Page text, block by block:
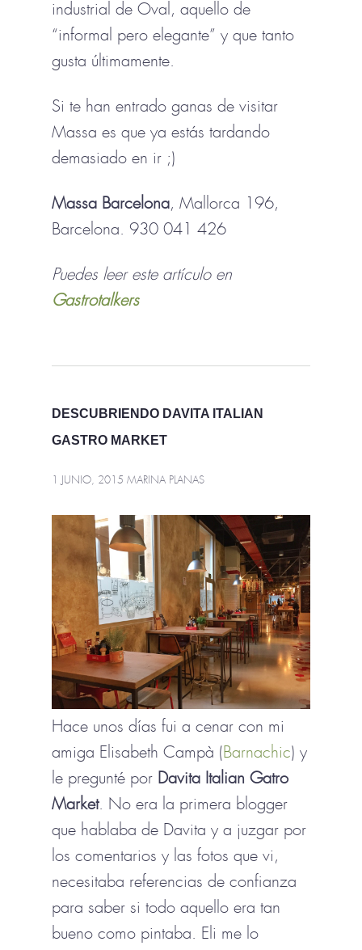
industrial de Oval, aquello de
“informal pero elegante” y que tanto
gusta últimamente.
Si te han entrado ganas de visitar
Massa es que ya estás tardando
demasiado en ir ;)
Massa Barcelona, Mallorca 196,
Barcelona. 930 041 426
Puedes leer este artículo en
Gastrotalkers
DESCUBRIENDO DAVITA ITALIAN
GASTRO MARKET
1 JUNIO, 2015 MARINA PLANAS
Hace unos días fui a cenar con mi
amiga Elisabeth Campà (Barnachic) y
le pregunté por Davita Italian Gatro
Market. No era la primera blogger
que hablaba de Davita y a juzgar por
los comentarios y las fotos que vi,
necesitaba referencias de confianza
para saber si todo aquello era tan
bueno como pintaba. Eli me lo